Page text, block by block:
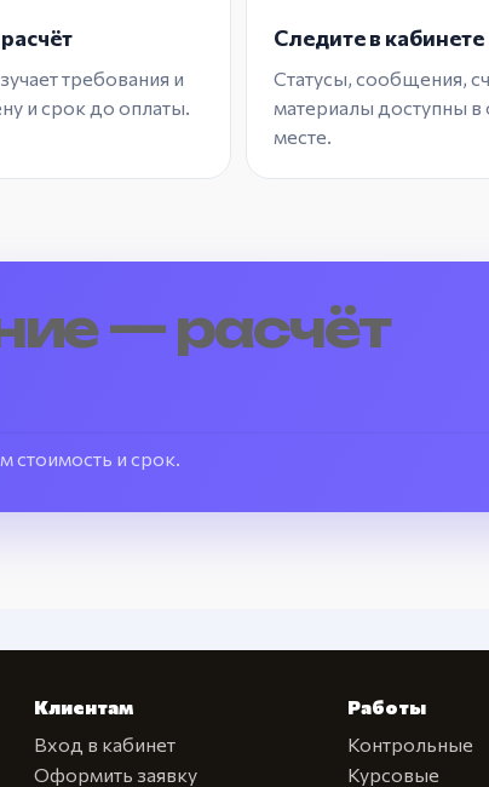
требования и
и срок до оплаты.
Следите в кабинете
Статусы, сообщения,
материалы доступны
месте.
— расчёт
стоимость и срок.
Клиентам
Вход в кабинет
Оформить заявку
Работы
Контрольные
Курсовые